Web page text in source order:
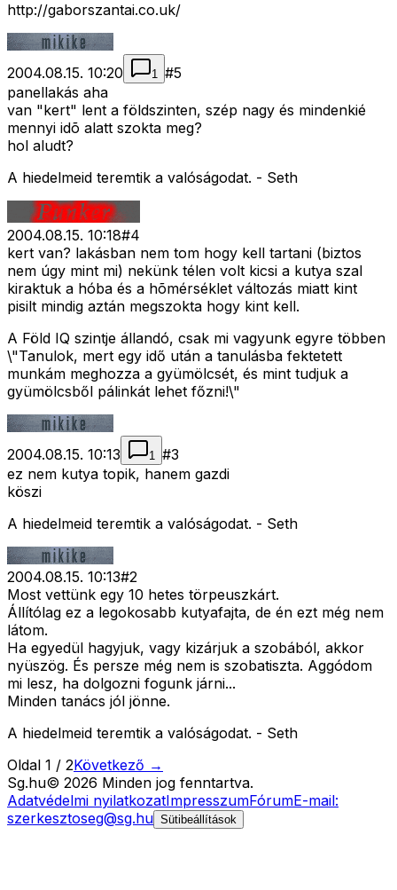
http://gaborszantai.co.uk/
2004.08.15. 10:20 1 #5
panellakás aha
van "kert" lent a földszinten, szép nagy és mindenkié
mennyi idõ alatt szokta meg?
hol aludt?
A hiedelmeid teremtik a valóságodat. - Seth
2004.08.15. 10:18#4
kert van? lakásban nem tom hogy kell tartani (biztos
nem úgy mint mi) nekünk télen volt kicsi a kutya szal
kiraktuk a hóba és a hõmérséklet változás miatt kint
pisilt mindig aztán megszokta hogy kint kell.
A Föld IQ szintje állandó, csak mi vagyunk egyre többen
\"Tanulok, mert egy idő után a tanulásba fektetett
munkám meghozza a gyümölcsét, és mint tudjuk a
gyümölcsből pálinkát lehet főzni!\"
2004.08.15. 10:13 1 #3
ez nem kutya topik, hanem gazdi
köszi
A hiedelmeid teremtik a valóságodat. - Seth
2004.08.15. 10:13#2
Most vettünk egy 10 hetes törpeuszkárt.
Állítólag ez a legokosabb kutyafajta, de én ezt még nem
látom.
Ha egyedül hagyjuk, vagy kizárjuk a szobából, akkor
nyüszög. És persze még nem is szobatiszta. Aggódom
mi lesz, ha dolgozni fogunk járni...
Minden tanács jól jönne.
A hiedelmeid teremtik a valóságodat. - Seth
Oldal 1 / 2Következő →
Sg.hu© 2026 Minden jog fenntartva.
Adatvédelmi nyilatkozatImpresszumFórumE-mail:
szerkesztoseg@sg.hu Sütibeállítások